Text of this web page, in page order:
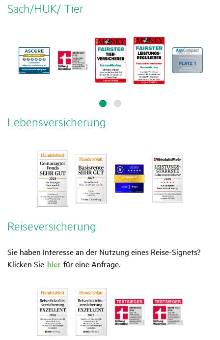
Sach/​​HUK/ Tier
Lebens­ver­si­che­rung
Reise­ver­si­che­rung
Sie haben Interesse an der Nutzung eines Reise-Signets?
Klicken Sie hier für eine Anfrage.